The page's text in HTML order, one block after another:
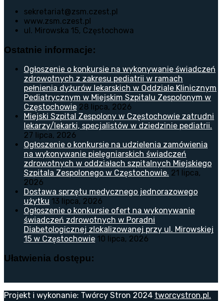
sekretariat@zsm.czest.pl
www.zsm.czest.pl
ul. Mirowska 15, Częstochowa
Ostatnie informacje:
Ogłoszenie o konkursie na wykonywanie świadczeń
zdrowotnych z zakresu pediatrii w ramach
pełnienia dyżurów lekarskich w Oddziale Klinicznym
Pediatrycznym w Miejskim Szpitalu Zespolonym w
Częstochowie 28 lipca, 2026
Miejski Szpital Zespolony w Częstochowie zatrudni
lekarzy/lekarki, specjalistów w dziedzinie pediatrii.
27 lipca, 2026
Ogłoszenie o konkursie na udzielenia zamówienia
na wykonywanie pielęgniarskich świadczeń
zdrowotnych w oddziałach szpitalnych Miejskiego
Szpitala Zespolonego w Częstochowie. 21 lipca,
2026
Dostawa sprzętu medycznego jednorazowego
użytku 13 lipca, 2026
Ogłoszenie o konkursie ofert na wykonywanie
świadczeń zdrowotnych w Poradni
Diabetologicznej zlokalizowanej przy ul. Mirowskiej
15 w Częstochowie 10 lipca, 2026
Ułatwienia dostępu:
Projekt i wykonanie: Twórcy Stron 2024 tworcystron.pl.